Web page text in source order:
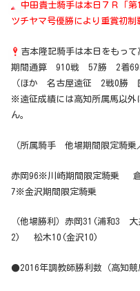
中田貴士騎手は本日７Ｒ「
ツチヤマ号優勝により重賞初制
吉本隆記騎手は本日をもって
期間通算 910戦 57勝 2着
（ほか 名古屋遠征 2戦0勝
※遠征成績には高知所属馬以外
ん。
（所属騎手 他場期間限定騎乗
赤岡96※川崎期間限定騎乗
7※金沢期間限定騎乗
（他場勝利）赤岡31(浦和3
2) 松木10(金沢10)
●2016年調教師勝利数（高知競